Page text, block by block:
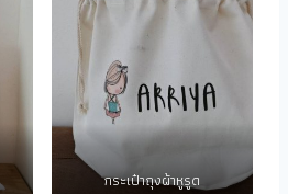
กระเป๋าถุงผ้าหูรูด